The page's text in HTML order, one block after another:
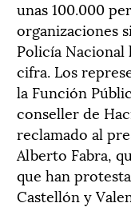
unas 100.000
organizaciones
Policía Nacional
cifra. Los
la Función
conseller de
reclamado al
Alberto Fabra,
que han
Castellón y